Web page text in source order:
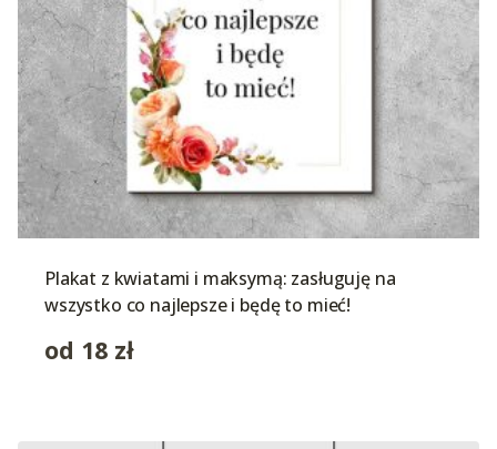
Plakat z kwiatami i maksymą: zasługuję na
wszystko co najlepsze i będę to mieć!
od 18 zł